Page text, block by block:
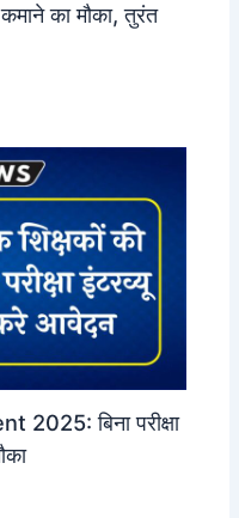
का मौका, तुरंत
बिना परीक्षा